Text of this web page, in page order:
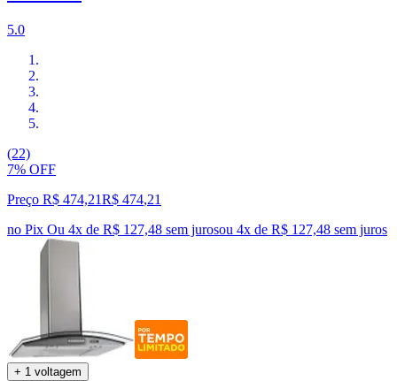
5.0
(22)
7% OFF
Preço R$ 474,21R$ 474,21
no Pix Ou 4x de R$ 127,48 sem jurosou 4x de R$ 127,48 sem juros
+ 1 voltagem